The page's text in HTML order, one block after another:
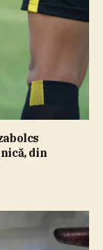
din